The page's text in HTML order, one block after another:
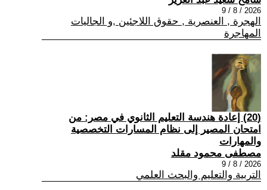
2026 / 8 / 9
الهجرة , العنصرية , حقوق اللاجئين ,و الجاليات
المهاجرة
(20) إعادة هندسة التعليم الثانوي في مصر: من
امتحان المصير إلى نظام المسارات التخصصية
والمهارات
مصطفى محمود مقلد
2026 / 8 / 9
التربية والتعليم والبحث العلمي